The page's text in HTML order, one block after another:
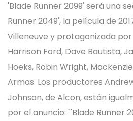
'Blade Runner 2099' será una
Runner 2049', la película de
Villeneuve y protagonizada por
Harrison Ford, Dave Bautista,
Hoeks, Robin Wright,
Armas. Los productores
Johnson, de Alcon, están
por el anuncio: "'Blade Runner